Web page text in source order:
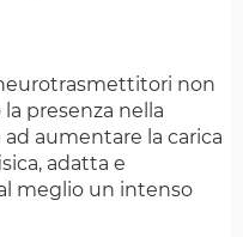
non
presenza nella
ad aumentare la carica
adatta e
meglio un intenso